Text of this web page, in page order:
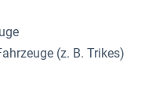
(z. B. Trikes)